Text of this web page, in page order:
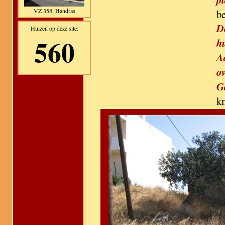
VZ 358: Handras
Huizen op deze site:
560